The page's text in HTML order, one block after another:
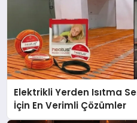
Elektrikli Yerden Isıtma
İçin En Verimli Çözümler